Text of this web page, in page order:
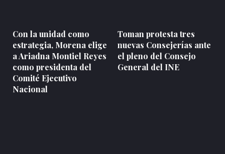
Con la unidad como
estrategia, Morena elige
a Ariadna Montiel Reyes
como presidenta del
Comité Ejecutivo
Nacional
Toman protesta tres
nuevas Consejerías ante
el pleno del Consejo
General del INE